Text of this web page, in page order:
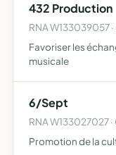
432 Production
RNA W133039057
Favoriser les
musicale
6/Sept
RNA W133027027
Promotion de la